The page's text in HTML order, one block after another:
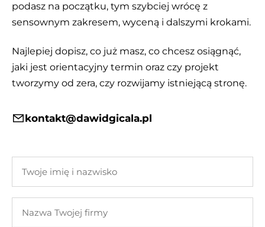
podasz na początku, tym szybciej wrócę z
sensownym zakresem, wyceną i dalszymi krokami.
Najlepiej dopisz, co już masz, co chcesz osiągnąć,
jaki jest orientacyjny termin oraz czy projekt
tworzymy od zera, czy rozwijamy istniejącą stronę.
kontakt@dawidgicala.pl
imię
nazwisko
Twojej